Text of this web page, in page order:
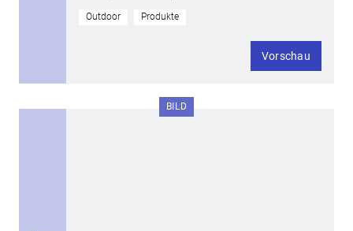
Outdoor Produkte
Vorschau
BILD